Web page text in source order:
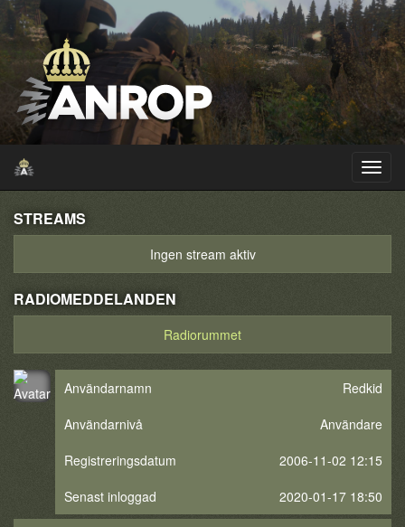
STREAMS
Ingen stream aktiv
RADIOMEDDELANDEN
Radiorummet
Användarnamn
Redkid
Användarnivå
Användare
Registreringsdatum
2006-11-02 12:15
Senast inloggad
2020-01-17 18:50